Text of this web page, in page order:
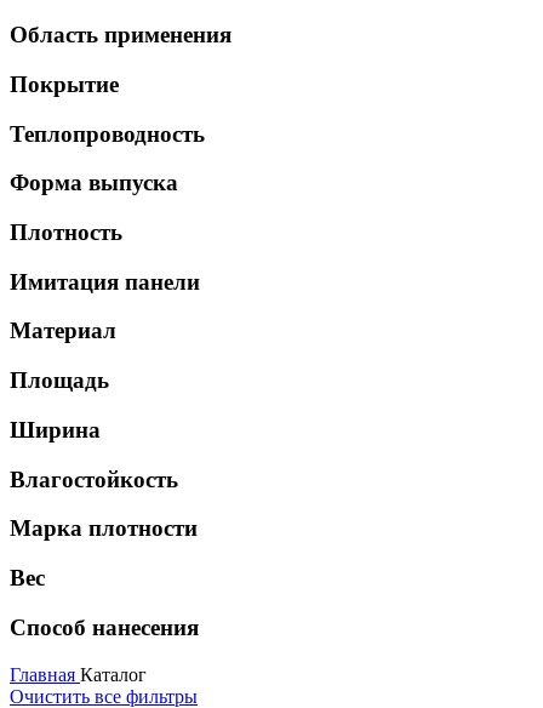
Область применения
Покрытие
Теплопроводность
Форма выпуска
Плотность
Имитация панели
Материал
Площадь
Ширина
Влагостойкость
Марка плотности
Вес
Способ нанесения
Главная Каталог
Очистить все фильтры